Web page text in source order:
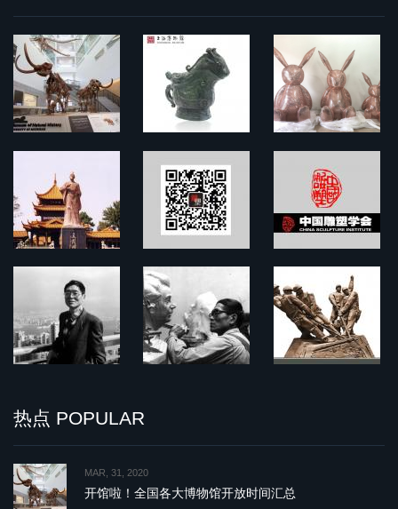
热点 POPULAR
MAR, 31, 2020
开馆啦！全国各大博物馆开放时间汇总